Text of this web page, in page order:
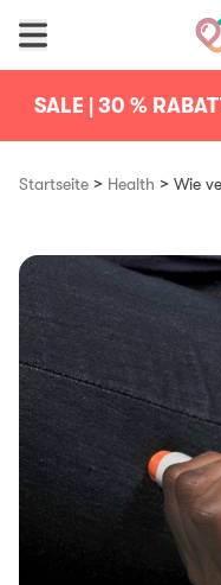
SALE | 30 %
Startseite > Health > Wie